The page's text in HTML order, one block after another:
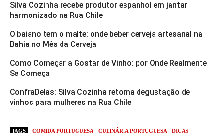
Silva Cozinha recebe produtor espanhol em jantar
harmonizado na Rua Chile
O baiano tem o malte: onde beber cerveja artesanal na
Bahia no Mês da Cerveja
Como Começar a Gostar de Vinho: por Onde Realmente
Se Começa
ConfraDelas: Silva Cozinha retoma degustação de
vinhos para mulheres na Rua Chile
TAGS COMIDA PORTUGUESA CULINÁRIA PORTUGUESA
DICAS